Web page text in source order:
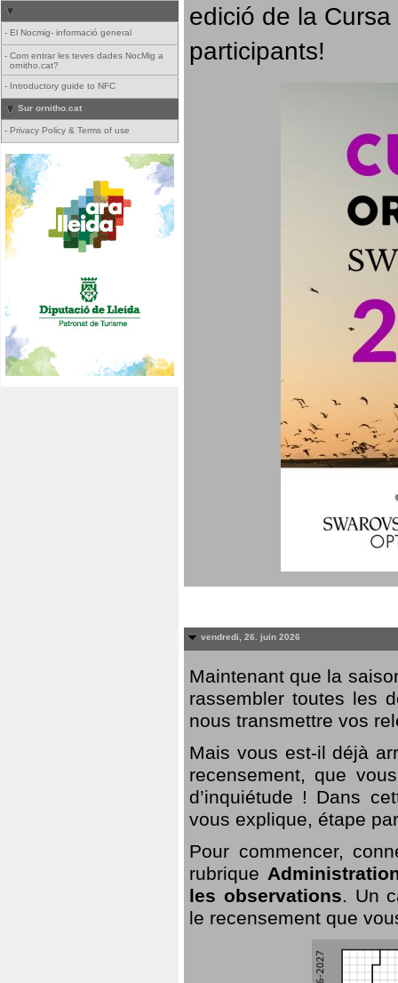
- El Nocmig- informació general
- Com entrar les teves dades NocMig a
ornitho.cat?
- Introductory guide to NFC
Sur ornitho.cat
- Privacy Policy & Terms of use
edició de la
participants!
vendredi, 26. juin 2026
Maintenant que la
rassembler toutes les
nous transmettre vos
Mais vous est-il déjà
recensement, que
d’inquiétude ! Dans
vous explique, étape
Pour commencer,
rubrique
les observations. Un
le recensement que